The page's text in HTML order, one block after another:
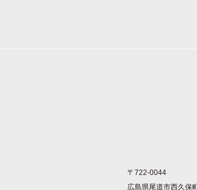
〒722-0044
広島県尾道市西久保